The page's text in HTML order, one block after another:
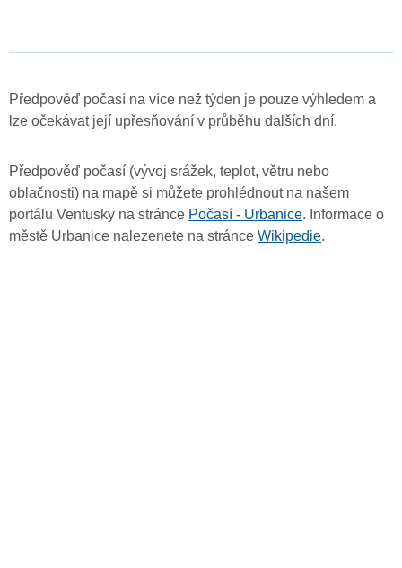
Předpověď počasí na více než týden je pouze výhledem a
lze očekávat její upřesňování v průběhu dalších dní.
Předpověď počasí (vývoj srážek, teplot, větru nebo
oblačnosti) na mapě si můžete prohlédnout na našem
portálu Ventusky na stránce Počasí - Urbanice. Informace o
městě Urbanice nalezenete na stránce Wikipedie.